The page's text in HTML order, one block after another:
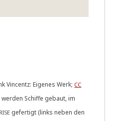
Vin­c­entz: Eige­nes Werk; CC
wer­den Schif­fe gebaut, im
gefer­tigt (links neben den